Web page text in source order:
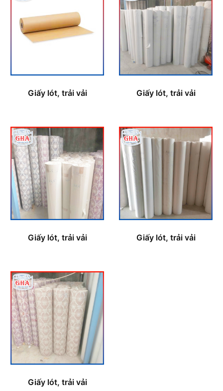
Giấy lót, trải vải Giấy lót, trải vải
Giấy lót, trải vải Giấy lót, trải vải
Giấy lót, trải vải